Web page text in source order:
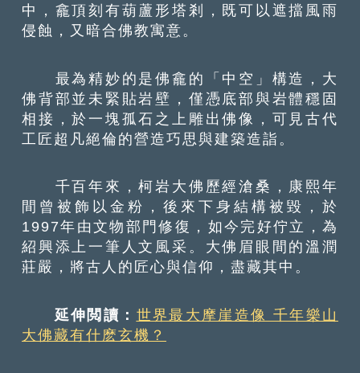
中，龕頂刻有葫蘆形塔剎，既可以遮擋風雨
侵蝕，又暗合佛教寓意。
最為精妙的是佛龕的「中空」構造，大
佛背部並未緊貼岩壁，僅憑底部與岩體穩固
相接，於一塊孤石之上雕出佛像，可見古代
工匠超凡絕倫的營造巧思與建築造詣。
千百年來，柯岩大佛歷經滄桑，康熙年
間曾被飾以金粉，後來下身結構被毀，於
1997年由文物部門修復，如今完好佇立，為
紹興添上一筆人文風采。大佛眉眼間的溫潤
莊嚴，將古人的匠心與信仰，盡藏其中。
延伸閲讀： 世界最大摩崖造像 千年樂山
大佛藏有什麽玄機？